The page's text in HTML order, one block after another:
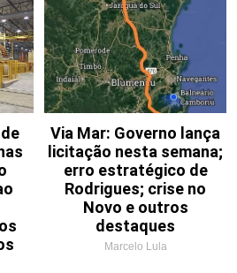
Via Mar: Governo lança
licitação nesta semana;
erro estratégico de
Rodrigues; crise no
Novo e outros
destaques
Marcelo Lula